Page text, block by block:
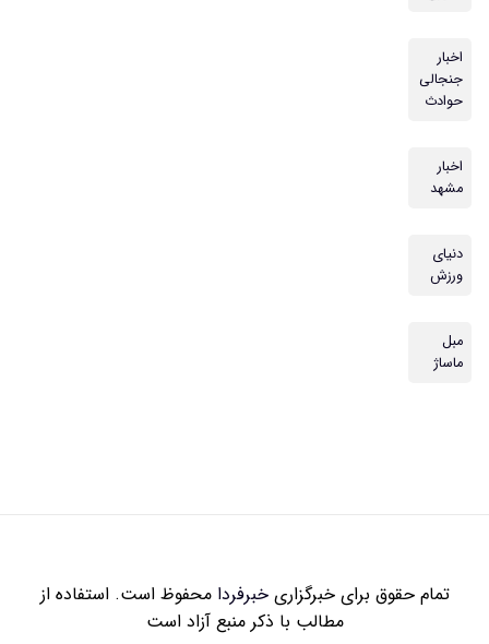
اخبار
جنجالی
حوادث
اخبار
مشهد
دنیای
ورزش
مبل
ماساژ
تمام حقوق برای خبرگزاریخبرفردامحفوظ است. استفاده از
مطالب با ذکر منبع آزاد است